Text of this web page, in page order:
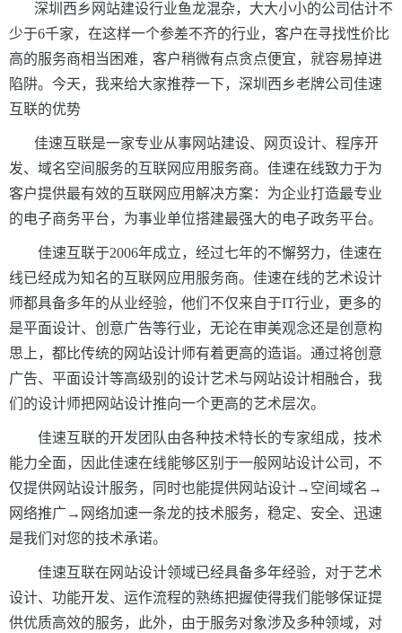
深圳西乡网站建设行业鱼龙混杂，大大小小的公司估计不
少于6千家，在这样一个参差不齐的行业，客户在寻找性价比
高的服务商相当困难，客户稍微有点贪点便宜，就容易掉进
陷阱。今天，我来给大家推荐一下，深圳 西乡老牌公司佳速
互联的优势
佳速互联是一家专业从事网站建设、网页设计、程序开
发、域名空间服务的互联网应用服务商。佳速在线致力于为
客户提供最有效的互联网应用解决方案：为企业打造最专业
的电子商务平台，为事业单位搭建最强大的电子政务平台。
佳速互联于2006年成立，经过七年的不懈努力，佳速在
线已经成为知名的互联网应用服务商。佳速在线的艺术设计
师都具备多年的从业经验，他们不仅来自于IT行业，更多的
是平面设计、创意广告等行业，无论在审美观念还是创意构
思上，都比传统的网站设计师有着更高的造诣。通过将创意
广告、平面设计等高级别的设计艺术与网站设计相融合，我
们的设计师把网站设计推向一个更高的艺术层次。
佳速互联的开发团队由各种技术特长的专家组成，技术
能力全面，因此佳速在线能够区别于一般网站设计公司，不
仅提供网站设计服务，同时也能提供网站设计→空间域名→
网络推广→网络加速一条龙的技术服务，稳定、安全、迅速
是我们对您的技术承诺。
佳速互联在网站设计领域已经具备多年经验，对于艺术
设计、功能开发、运作流程的熟练把握使得我们能够保证提
供优质高效的服务，此外，由于服务对象涉及多种领域，对